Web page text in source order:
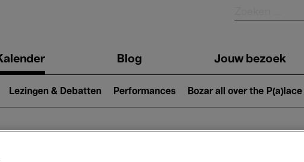
Blog Jouw bezoek
Lezingen & Debatten Performances Bozar all over the P(a)lace